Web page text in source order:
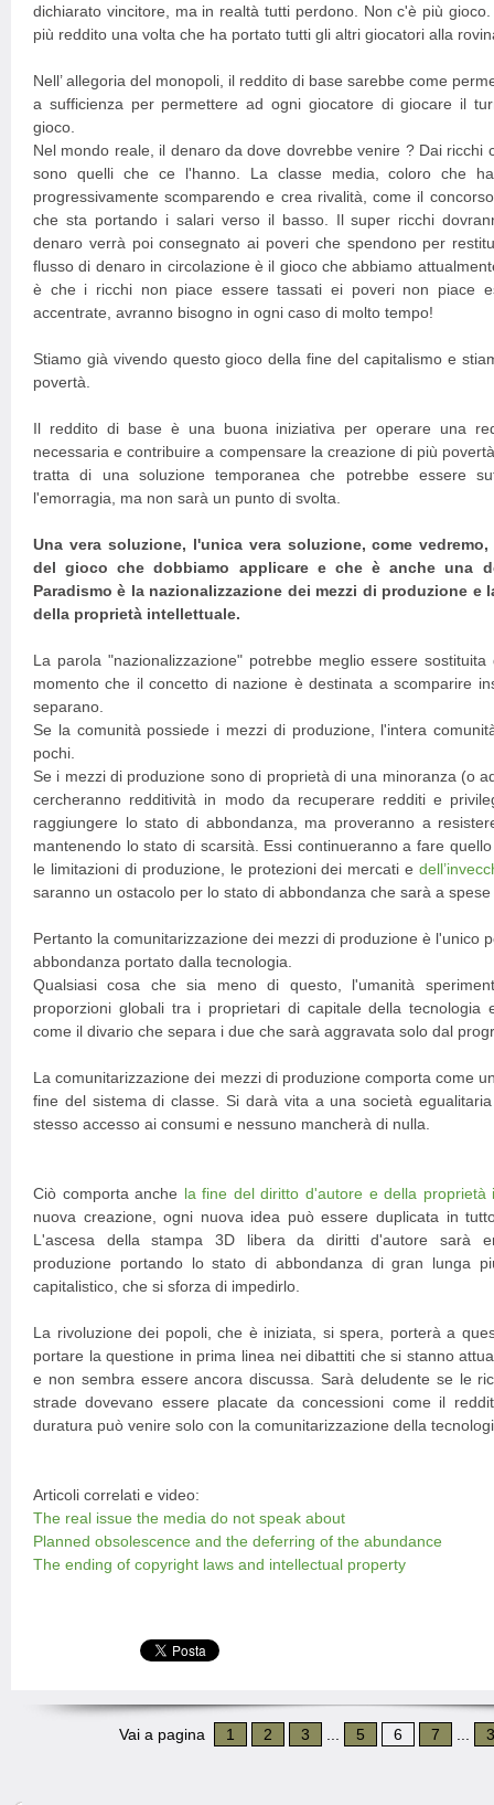
dichiarato vincitore, ma in realtà tutti perdono. Non c'è più
più reddito una volta che ha portato tutti gli altri giocatori alla
Nell’ allegoria del monopoli, il reddito di base sarebbe come
a sufficienza per permettere ad ogni giocatore di giocare il
gioco.
Nel mondo reale, il denaro da dove dovrebbe venire ? Dai ricchi
sono quelli che ce l'hanno. La classe media, coloro che
progressivamente scomparendo e crea rivalità, come il
che sta portando i salari verso il basso. Il super ricchi
denaro verrà poi consegnato ai poveri che spendono per
flusso di denaro in circolazione è il gioco che abbiamo
è che i ricchi non piace essere tassati ei poveri non piace
accentrate, avranno bisogno in ogni caso di molto tempo!
Stiamo già vivendo questo gioco della fine del capitalismo e
povertà.
Il reddito di base è una buona iniziativa per operare una
necessaria e contribuire a compensare la creazione di più
tratta di una soluzione temporanea che potrebbe essere
l'emorragia, ma non sarà un punto di svolta.
Una vera soluzione, l'unica vera soluzione, come
del gioco che dobbiamo applicare e che è anche una
Paradismo è la nazionalizzazione dei mezzi di produzione e
della proprietà intellettuale.
La parola "nazionalizzazione" potrebbe meglio essere
momento che il concetto di nazione è destinata a scomparire
separano.
Se la comunità possiede i mezzi di produzione, l'intera
pochi.
Se i mezzi di produzione sono di proprietà di una minoranza (o
cercheranno redditività in modo da recuperare redditi e
raggiungere lo stato di abbondanza, ma proveranno a
mantenendo lo stato di scarsità. Essi continueranno a fare
le limitazioni di produzione, le protezioni dei mercati e
saranno un ostacolo per lo stato di abbondanza che sarà a
Pertanto la comunitarizzazione dei mezzi di produzione è l'unico
abbondanza portato dalla tecnologia.
Qualsiasi cosa che sia meno di questo, l'umanità
proporzioni globali tra i proprietari di capitale della tecnologia
come il divario che separa i due che sarà aggravata solo dal
La comunitarizzazione dei mezzi di produzione comporta come
fine del sistema di classe. Si darà vita a una società
stesso accesso ai consumi e nessuno mancherà di nulla.
Ciò comporta anche la fine del diritto d'autore e della proprietà
nuova creazione, ogni nuova idea può essere duplicata in
L'ascesa della stampa 3D libera da diritti d'autore sarà
produzione portando lo stato di abbondanza di gran lunga
capitalistico, che si sforza di impedirlo.
La rivoluzione dei popoli, che è iniziata, si spera, porterà a
portare la questione in prima linea nei dibattiti che si stanno
e non sembra essere ancora discussa. Sarà deludente se le
strade dovevano essere placate da concessioni come il
duratura può venire solo con la comunitarizzazione della
Articoli correlati e video:
The real issue the media do not speak about
Planned obsolescence and the deferring of the abundance
The ending of copyright laws and intellectual property
Vai a pagina 1 2 3 5 6 7